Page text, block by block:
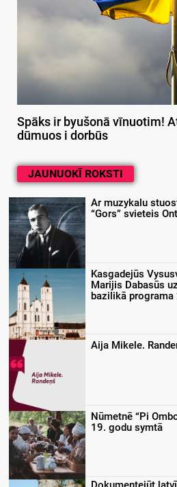
Spāks ir byušonā vīnuotim!
dūmuos i dorbūs
JAUNUOKĪ ROKSTI
Ar muzykalu
“Gors” svieteis
Kasgadejūs
Marijis Dabasūs
bazilikā programa
Aija Mikele.
Nūmetnē “Pi
19. godu symtā